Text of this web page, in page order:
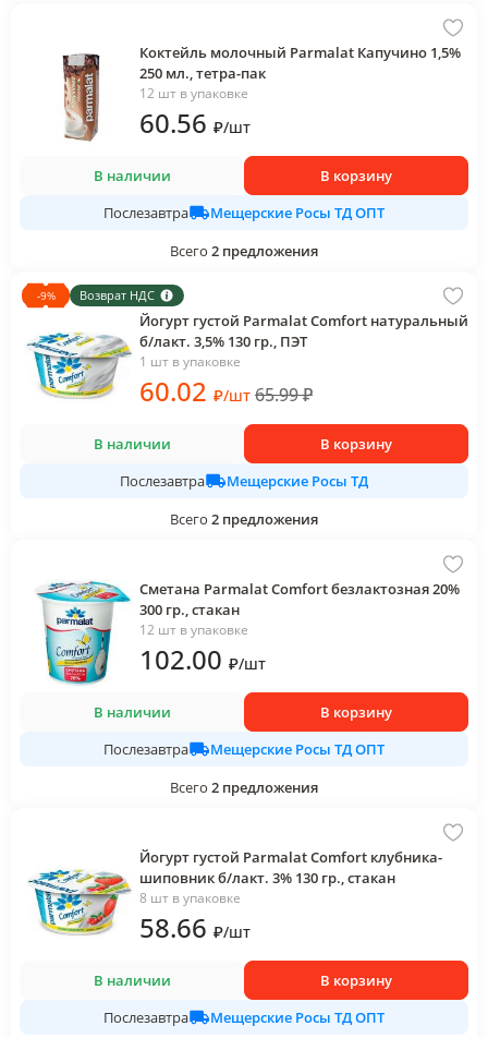
Коктейль молочный Parmalat Капучино 1,5%
250 мл., тетра-пак
12 шт в упаковке
60.56 ₽/шт
В наличии
В корзину
Послезавтра
Мещерские Росы ТД ОПТ
Всего 2 предложения
-9% Возврат НДС
Йогурт густой Parmalat Comfort натуральный
б/лакт. 3,5% 130 гр., ПЭТ
1 шт в упаковке
60.02 ₽/шт 65.99₽
В наличии
В корзину
Послезавтра
Мещерские Росы ТД
Всего 2 предложения
Сметана Parmalat Comfort безлактозная 20%
300 гр., стакан
12 шт в упаковке
102.00 ₽/шт
В наличии
В корзину
Послезавтра
Мещерские Росы ТД ОПТ
Всего 2 предложения
Йогурт густой Parmalat Comfort клубника-
шиповник б/лакт. 3% 130 гр., стакан
8 шт в упаковке
58.66 ₽/шт
В наличии
В корзину
Послезавтра
Мещерские Росы ТД ОПТ